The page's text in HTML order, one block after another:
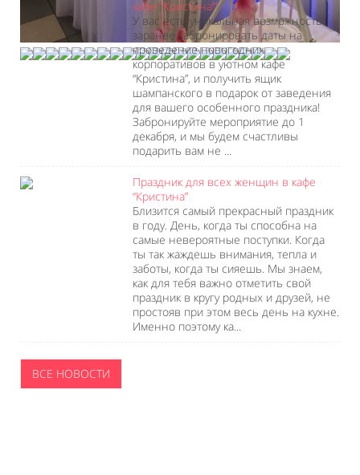
кафе “Кристина”!
У вас есть уникальная возможность
заранее забронировать даты на
проведение новогодних
корпоративов в уютном кафе
“Кристина”, и получить ящик
шампанского в подарок от заведения
для вашего особенного праздника!
Забронируйте мероприятие до 1
декабря, и мы будем счастливы
подарить вам не ...
Праздник для всех женщин в кафе
“Кристина”
Близится самый прекрасный праздник
в году. День, когда ты способна на
самые невероятные поступки. Когда
ты так жаждешь внимания, тепла и
заботы, когда ты сияешь. Мы знаем,
как для тебя важно отметить свой
праздник в кругу родных и друзей, не
простояв при этом весь день на кухне.
Именно поэтому ка...
ВСЕ НОВОСТИ